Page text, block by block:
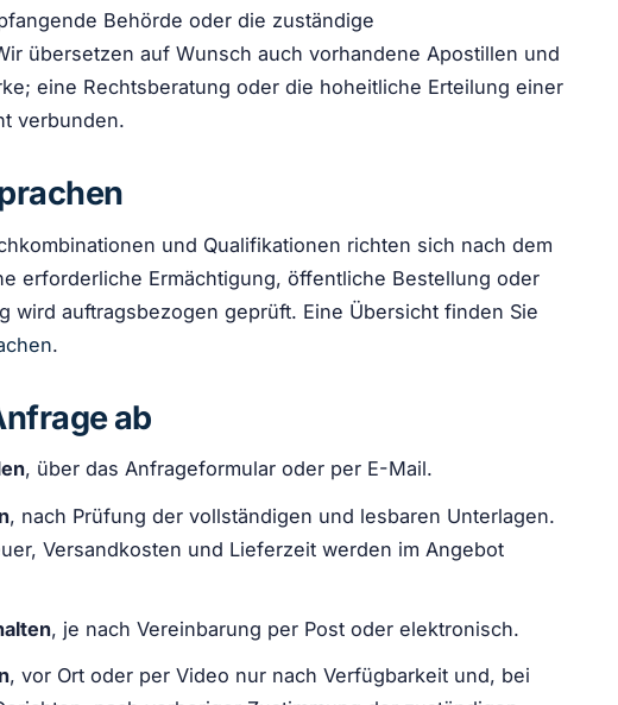
Behörde oder die zuständige
übersetzen auf Wunsch auch vorhandene Apostillen und
eine Rechtsberatung oder die hoheitliche Erteilung einer
verbunden.
und Qualifikationen richten sich nach dem
erforderliche Ermächtigung, öffentliche Bestellung oder
wird auftragsbezogen geprüft. Eine Übersicht finden Sie
.
ab
, über das Anfrageformular oder per E-Mail.
, nach Prüfung der vollständigen und lesbaren Unterlagen.
Versandkosten und Lieferzeit werden im Angebot
, je nach Vereinbarung per Post oder elektronisch.
, vor Ort oder per Video nur nach Verfügbarkeit und, bei